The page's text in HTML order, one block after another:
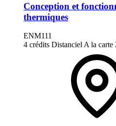
Conception et
thermiques
ENM111
4 crédits DistancielA la carte